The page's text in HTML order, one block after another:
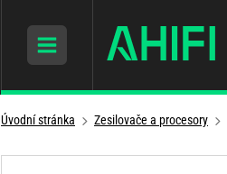
Úvodní stránka Zesilovače a procesory